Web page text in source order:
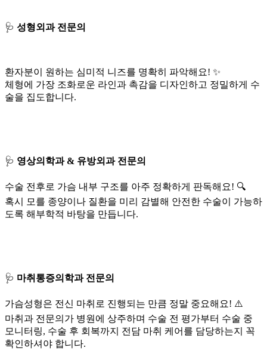
🩺 성형외과 전문의
환자분이 원하는 심미적 니즈를 명확히 파악해요! ✨
체형에 가장 조화로운 라인과 촉감을 디자인하고 정밀하게 수
술을 집도합니다.
🩺 영상의학과 & 유방외과 전문의
수술 전후로 가슴 내부 구조를 아주 정확하게 판독해요! 🔍
혹시 모를 종양이나 질환을 미리 감별해 안전한 수술이 가능하
도록 해부학적 바탕을 만듭니다.
🩺 마취통증의학과 전문의
가슴성형은 전신 마취로 진행되는 만큼 정말 중요해요! ⚠️
마취과 전문의가 병원에 상주하며 수술 전 평가부터 수술 중
모니터링, 수술 후 회복까지 전담 마취 케어를 담당하는지 꼭
확인하셔야 합니다.